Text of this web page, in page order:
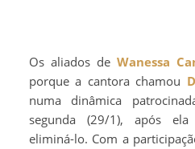
Os aliados de Wanessa
porque a cantora chamou
numa dinâmica
segunda (29/1), após
eliminá-lo. Com a